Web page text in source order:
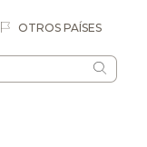
OTROS PAÍSES